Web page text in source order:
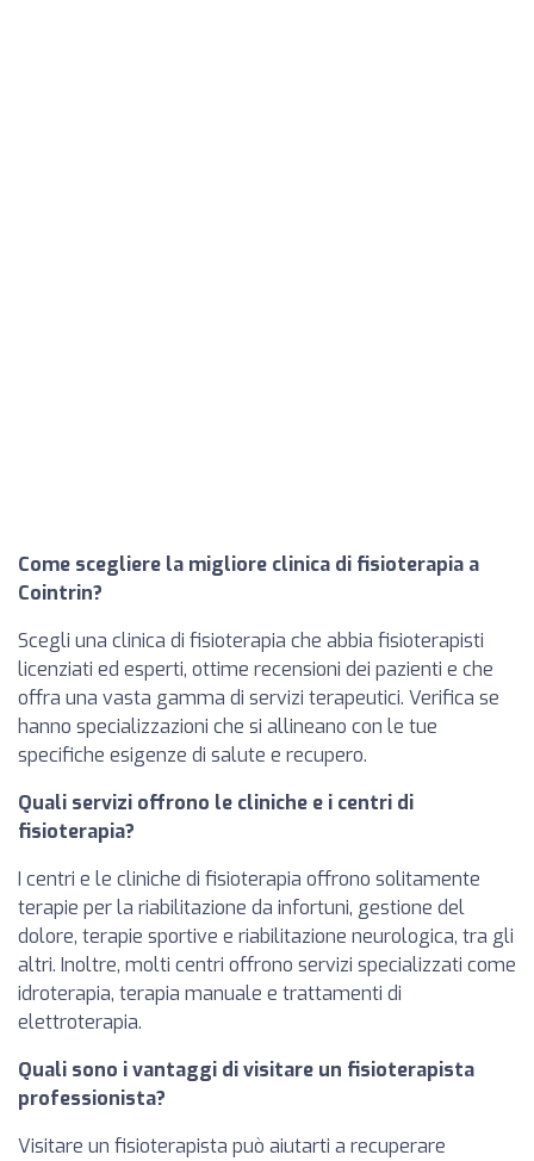
Come scegliere la migliore clinica di fisioterapia a
Cointrin?
Scegli una clinica di fisioterapia che abbia fisioterapisti
licenziati ed esperti, ottime recensioni dei pazienti e che
offra una vasta gamma di servizi terapeutici. Verifica se
hanno specializzazioni che si allineano con le tue
specifiche esigenze di salute e recupero.
Quali servizi offrono le cliniche e i centri di
fisioterapia?
I centri e le cliniche di fisioterapia offrono solitamente
terapie per la riabilitazione da infortuni, gestione del
dolore, terapie sportive e riabilitazione neurologica, tra gli
altri. Inoltre, molti centri offrono servizi specializzati come
idroterapia, terapia manuale e trattamenti di
elettroterapia.
Quali sono i vantaggi di visitare un fisioterapista
professionista?
Visitare un fisioterapista può aiutarti a recuperare